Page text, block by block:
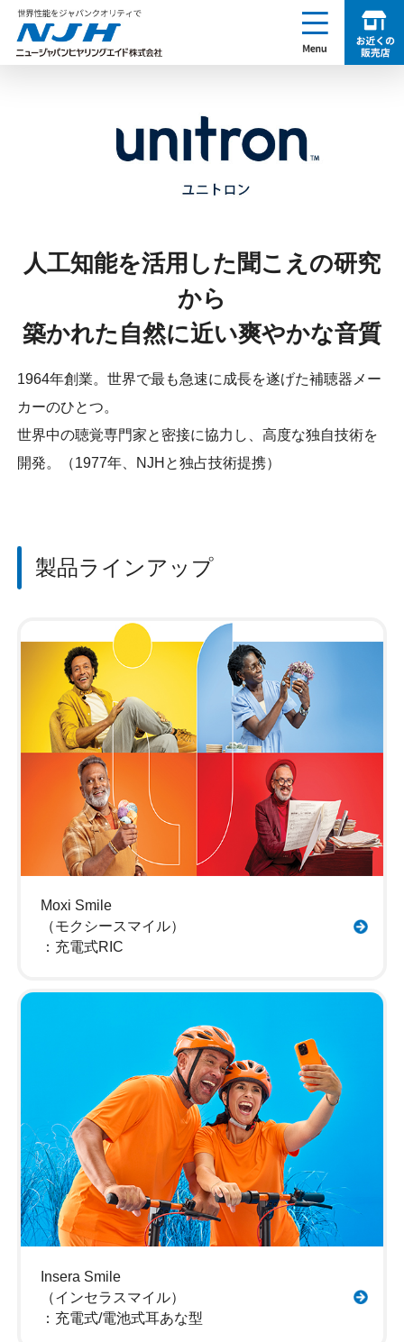
NJH ニュージャパンヒヤリングエイド株式会社
お近くの販売店を探す
人工知能を活用した聞こえの研究
から
築かれた自然に近い爽やかな音質
1964年創業。世界で最も急速に成長を遂げた補聴器メー
カーのひとつ。
世界中の聴覚専門家と密接に協力し、高度な独自技術を
開発。（1977年、NJHと独占技術提携）
製品ラインアップ
Moxi Smile
（モクシースマイル）
：充電式RIC
Insera Smile
（インセラスマイル）
：充電式/電池式耳あな型